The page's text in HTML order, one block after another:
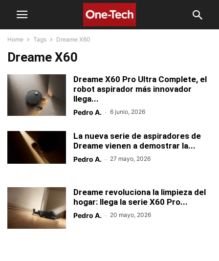
Home Tags Dreame X60
Dreame X60
Dreame X60 Pro Ultra Complete, el
robot aspirador más innovador
llega...
Pedro A. - 6 junio, 2026
La nueva serie de aspiradores de
Dreame vienen a demostrar la...
Pedro A. - 27 mayo, 2026
Dreame revoluciona la limpieza del
hogar: llega la serie X60 Pro...
Pedro A. - 20 mayo, 2026